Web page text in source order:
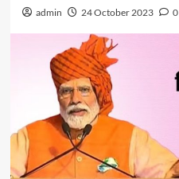
admin 24 October 2023 0